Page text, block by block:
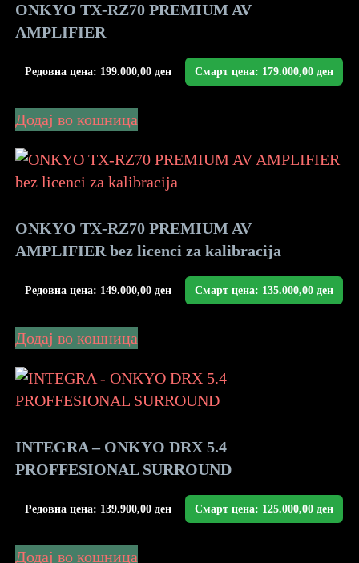
ONKYO TX-RZ70 PREMIUM AV
AMPLIFIER
Редовна цена: 199.000,00 ден Смарт цена: 179.000,00 ден
Додај во кошница
ONKYO TX-RZ70 PREMIUM AV
AMPLIFIER bez licenci za kalibracija
Редовна цена: 149.000,00 ден Смарт цена: 135.000,00 ден
Додај во кошница
INTEGRA – ONKYO DRX 5.4
PROFFESIONAL SURROUND
Редовна цена: 139.900,00 ден Смарт цена: 125.000,00 ден
Додај во кошница